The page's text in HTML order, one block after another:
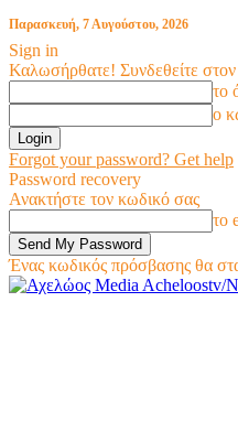
Παρασκευή, 7 Αυγούστου, 2026
Sign in
Καλωσήρθατε! Συνδεθείτε
το
ο
Forgot your password? Get help
Password recovery
Ανακτήστε τον κωδικό σας
το
Ένας κωδικός πρόσβασης θα
Acheloostv/